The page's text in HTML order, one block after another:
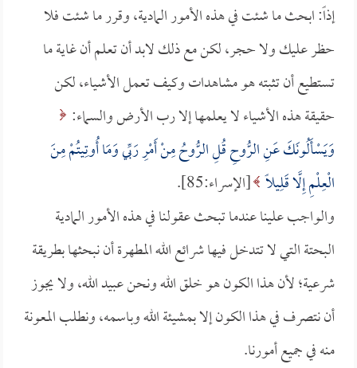
إذاً: ابحث ما شئت في هذه الأمور المادية، وقرر ما شئت فلا
حظر عليك ولا حجر، لكن مع ذلك لابد أن تعلم أن غاية ما
تستطيع أن تثبته هو مشاهدات وكيف تعمل الأشياء، لكن
حقيقة هذه الأشياء لا يعلمها إلا رب الأرض والسماء:
وَيَسْأَلُونَكَ عَنِ الرُّوحِ قُلِ الرُّوحُ مِنْ أَمْرِ رَبِّي وَمَا أُوتِيتُمْ مِنَ
الْعِلْمِ إِلَّا قَلِيلًا [الإسراء:85].
والواجب علينا عندما تبحث عقولنا في هذه الأمور المادية
البحتة التي لا تتدخل فيها شرائع الله المطهرة أن نبحثها بطريقة
شرعية؛ لأن هذا الكون هو خلق الله ونحن عبيد الله، ولا يجوز
أن نتصرف في هذا الكون إلا بمشيئة الله وباسمه، ونطلب المعونة
منه في جميع أمورنا.